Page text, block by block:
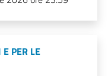
PER LE